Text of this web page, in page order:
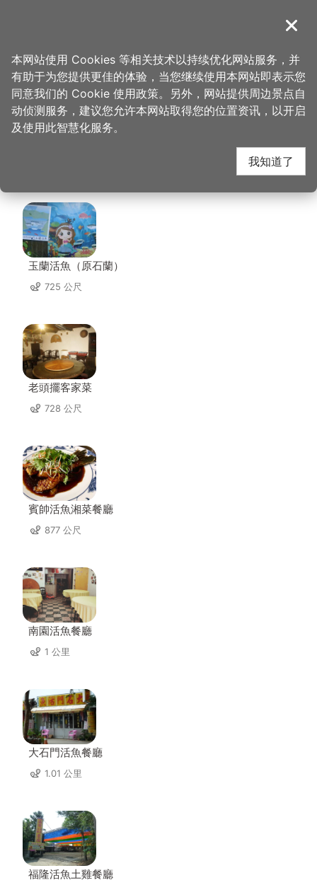
導覽
首页 > 想去的地方 > 美食、购物 > 鱼师父活鱼餐厅
鱼师父活鱼餐厅 周边店
家
玉蘭活魚（原石蘭）
725 公尺
老頭擺客家菜
728 公尺
賓帥活魚湘菜餐廳
877 公尺
南園活魚餐廳
1 公里
大石門活魚餐廳
1.01 公里
福隆活魚土雞餐廳
关闭
本网站使用 Cookies 等相关技术以持续优化网站服务，并
有助于为您提供更佳的体验，当您继续使用本网站即表示您
同意我们的 Cookie 使用政策。另外，网站提供周边景点自
动侦测服务，建议您允许本网站取得您的位置资讯，以开启
及使用此智慧化服务。
我知道了